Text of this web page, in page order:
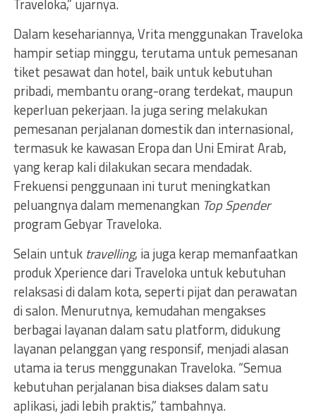
Traveloka,” ujarnya.
Dalam kesehariannya, Vrita menggunakan Traveloka
hampir setiap minggu, terutama untuk pemesanan
tiket pesawat dan hotel, baik untuk kebutuhan
pribadi, membantu orang-orang terdekat, maupun
keperluan pekerjaan. Ia juga sering melakukan
pemesanan perjalanan domestik dan internasional,
termasuk ke kawasan Eropa dan Uni Emirat Arab,
yang kerap kali dilakukan secara mendadak.
Frekuensi penggunaan ini turut meningkatkan
peluangnya dalam memenangkan Top Spender
program Gebyar Traveloka.
Selain untuk travelling, ia juga kerap memanfaatkan
produk Xperience dari Traveloka untuk kebutuhan
relaksasi di dalam kota, seperti pijat dan perawatan
di salon. Menurutnya, kemudahan mengakses
berbagai layanan dalam satu platform, didukung
layanan pelanggan yang responsif, menjadi alasan
utama ia terus menggunakan Traveloka. “Semua
kebutuhan perjalanan bisa diakses dalam satu
aplikasi, jadi lebih praktis,” tambahnya.